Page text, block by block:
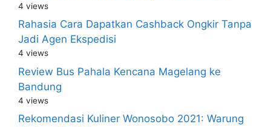
4 views
Rahasia Cara Dapatkan Cashback Ongkir Tanpa
Jadi Agen Ekspedisi
4 views
Review Bus Pahala Kencana Magelang ke
Bandung
4 views
Rekomendasi Kuliner Wonosobo 2021: Warung